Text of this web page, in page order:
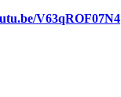
V63qROF07N4